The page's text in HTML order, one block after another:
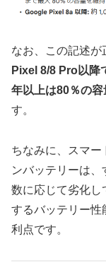
なお、この記述が
Pixel 8/8 Pro以降
年以上は80％の
す。
ちなみに、スマー
ンバッテリーは
数に応じて劣化し
するバッテリー性
利点です。